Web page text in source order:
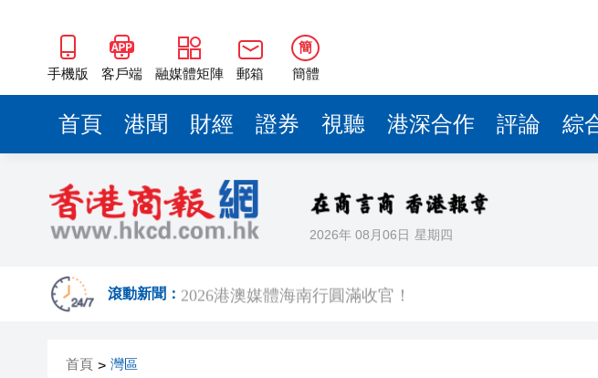
手機版 客戶端 融媒體矩陣 郵箱
簡
簡體
首頁 港聞 財經 證券 視聽 港深合作 評論 綜
2026年 08月06日 星期四
滾動新聞：
有片｜港澳媒體走進三亞電子加速器誘變育種實驗室
有片｜港澳媒體走進三亞水稻國家公園
夏日娛水新地標！襄陽奇夢海灘6月13日酷爽開園
特朗普稱對伊朗海上封鎖或持續至9月
紀念虎門銷煙187周年 遼寧多部門協同發力築牢全民禁毒
2026港澳媒體海南行圓滿收官！
首頁 > 灣區